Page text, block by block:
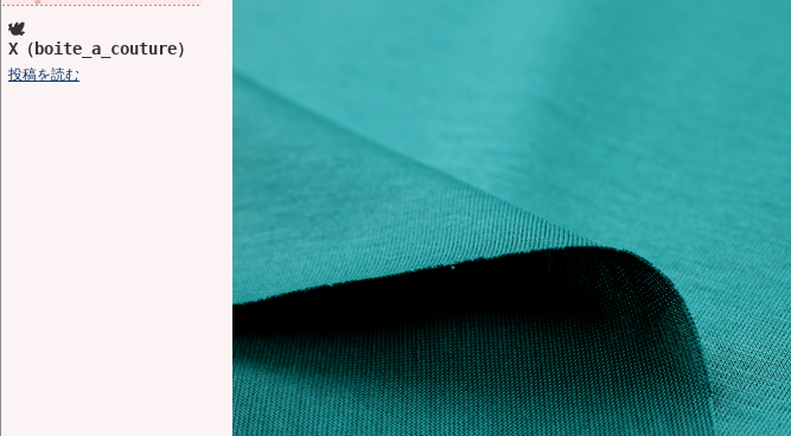
🕊️
X（boite_a_couture）
投稿を読む